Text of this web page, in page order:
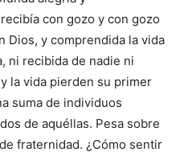
con gozo y con gozo
Dios, y comprendida la vida
ni recibida de nadie ni
la vida pierden su primer
suma de individuos
de aquéllas. Pesa sobre
fraternidad. ¿Cómo sentir